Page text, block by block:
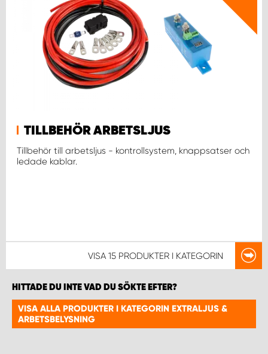
TILLBEHÖR ARBETSLJUS
Tillbehör till arbetsljus - kontrollsystem, knappsatser och
ledade kablar.
VISA 15 PRODUKTER I KATEGORIN
HITTADE DU INTE VAD DU SÖKTE EFTER?
VISA ALLA PRODUKTER I KATEGORIN EXTRALJUS &
ARBETSBELYSNING